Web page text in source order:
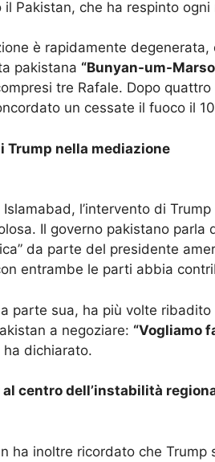
il Pakistan, che ha respinto
è rapidamente degenerata,
pakistana “Bunyan-um-
tre Rafale. Dopo
un cessate il fuoco il
Trump nella mediazione
Islamabad, l’intervento di
Il governo pakistano parla
da parte del presidente
entrambe le parti abbia
parte sua, ha più volte
a negoziare: “Vogliamo
ha dichiarato.
al centro dell’instabilità
ha inoltre ricordato che